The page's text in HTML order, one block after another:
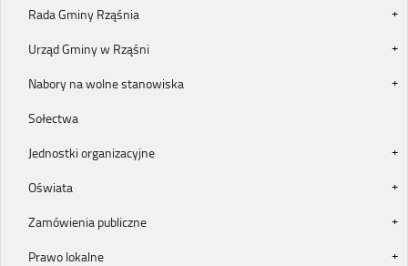
Rada Gminy Rząśnia
Urząd Gminy w Rząśni
Nabory na wolne stanowiska
Sołectwa
Jednostki organizacyjne
Oświata
Zamówienia publiczne
Prawo lokalne